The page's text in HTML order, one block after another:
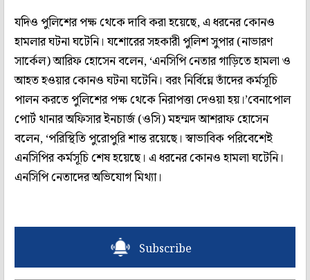
যদিও পুলিশের পক্ষ থেকে দাবি করা হয়েছে, এ ধরনের কোনও
হামলার ঘটনা ঘটেনি। যশোরের সহকারী পুলিশ সুপার (নাভারণ
সার্কেল) আরিফ হোসেন বলেন, ‘এনসিপি নেতার গাড়িতে হামলা ও
আহত হওয়ার কোনও ঘটনা ঘটেনি। বরং নির্বিঘ্নে তাঁদের কর্মসূচি
পালন করতে পুলিশের পক্ষ থেকে নিরাপত্তা দেওয়া হয়।’বেনাপোল
পোর্ট থানার অফিসার ইনচার্জ (ওসি) মহম্মদ আশরাফ হোসেন
বলেন, ‘পরিস্থিতি পুরোপুরি শান্ত রয়েছে। স্বাভাবিক পরিবেশেই
এনসিপির কর্মসূচি শেষ হয়েছে। এ ধরনের কোনও হামলা ঘটেনি।
এনসিপি নেতাদের অভিযোগ মিথ্যা।
Subscribe